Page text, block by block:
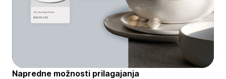
Napredne možnosti prilagajanja